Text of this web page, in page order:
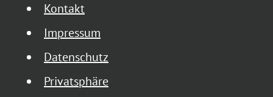
Kontakt
Impressum
Datenschutz
Privatsphäre